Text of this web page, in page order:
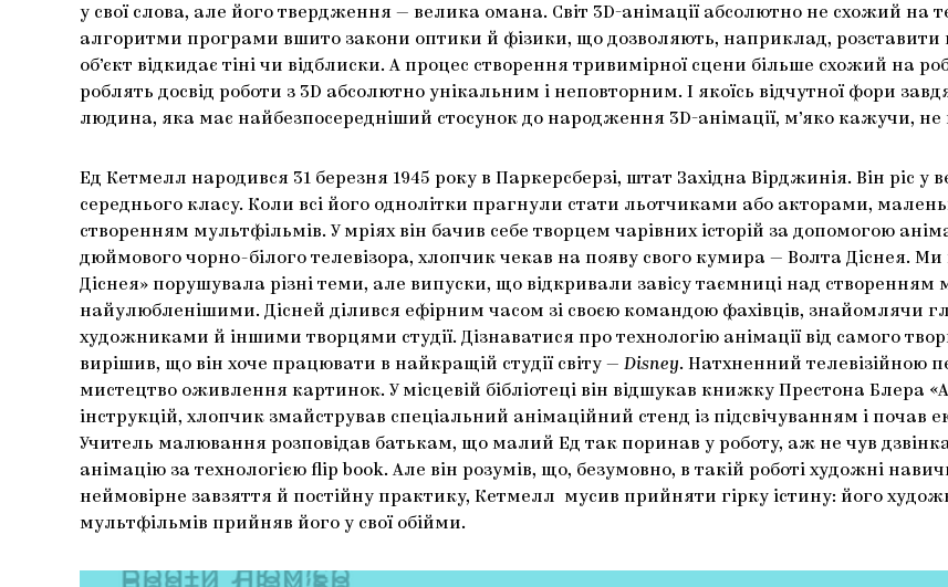
у свої слова, але його твердження — велика омана. Світ 3D-анімації абсолютно не схожий на
алгоритми програми вшито закони оптики й фізики, що дозволяють, наприклад, розставити
об’єкт відкидає тіні чи відблиски. А процес створення тривимірної сцени більше схожий на
роблять досвід роботи з 3D абсолютно унікальним і неповторним. І якоїсь відчутної фори
людина, яка має найбезпосередніший стосунок до народження 3D-анімації, м’яко кажучи,
Ед Кетмелл народився 31 березня 1945 року в Паркерсберзі, штат Західна Вірджинія. Він ріс
середнього класу. Коли всі його однолітки прагнули стати льотчиками або акторами,
створенням мультфільмів. У мріях він бачив себе творцем чарівних історій за допомогою
дюймового чорно-білого телевізора, хлопчик чекав на появу свого кумира — Волта Діснея.
Діснея» порушувала різні теми, але випуски, що відкривали завісу таємниці над
найулюбленішими. Дісней ділився ефірним часом зі своєю командою фахівців, знайомлячи
художниками й іншими творцями студії. Дізнаватися про технологію анімації від самого
вирішив, що він хоче працювати в найкращій студії світу — Disney. Натхненний телевізійною
мистецтво оживлення картинок. У місцевій бібліотеці він відшукав книжку Престона Блера
інструкцій, хлопчик змайстрував спеціальний анімаційний стенд із підсвічуванням і
Учитель малювання розповідав батькам, що малий Ед так поринав у роботу, аж не чув
анімацію за технологією flip book. Але він розумів, що, безумовно, в такій роботі художні
неймовірне завзяття й постійну практику, Кетмелл мусив прийняти гірку істину: його
мультфільмів прийняв його у свої обійми.